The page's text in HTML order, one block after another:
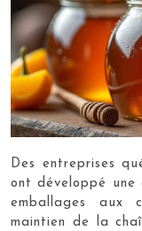
Des entreprises
ont développé une
emballages aux
maintien de la